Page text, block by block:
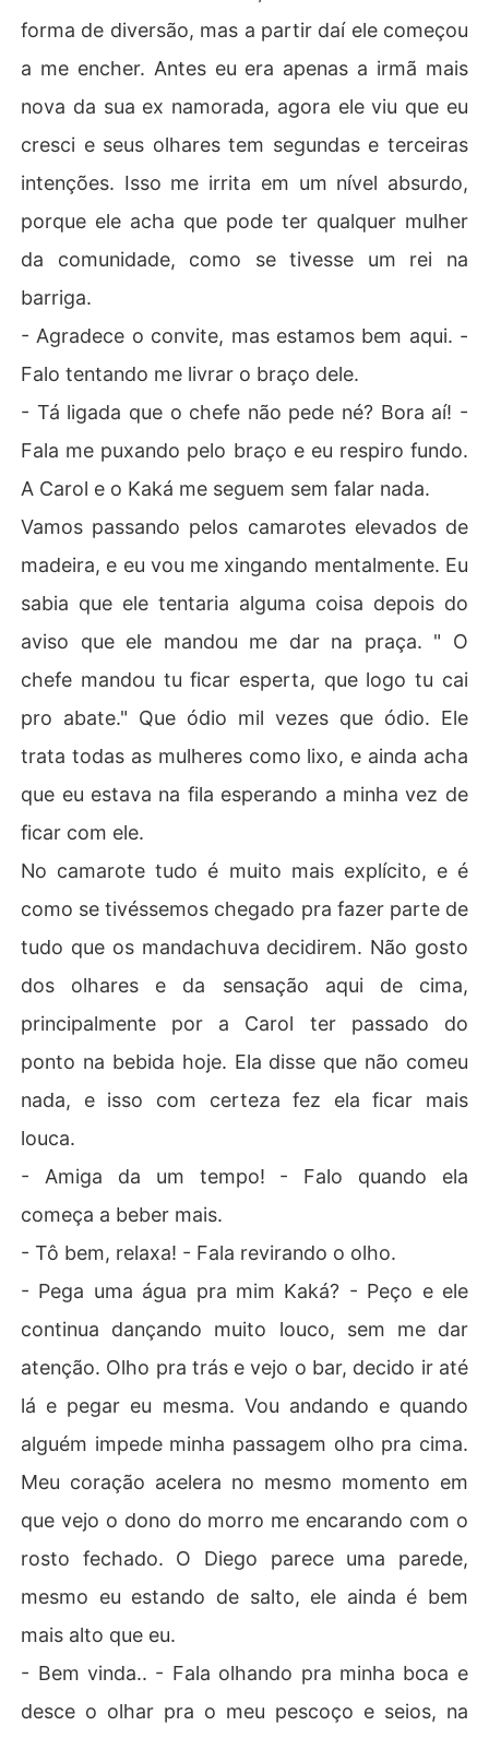
forma de diversão, mas a partir daí ele começou
a me encher. Antes eu era apenas a irmã mais
nova da sua ex namorada, agora ele viu que eu
cresci e seus olhares tem segundas e terceiras
intenções. Isso me irrita em um nível absurdo,
porque ele acha que pode ter qualquer mulher
da comunidade, como se tivesse um rei na
barriga.
- Agradece o convite, mas estamos bem aqui. -
Falo tentando me livrar o braço dele.
- Tá ligada que o chefe não pede né? Bora aí! -
Fala me puxando pelo braço e eu respiro fundo.
A Carol e o Kaká me seguem sem falar nada.
Vamos passando pelos camarotes elevados de
madeira, e eu vou me xingando mentalmente. Eu
sabia que ele tentaria alguma coisa depois do
aviso que ele mandou me dar na praça. " O
chefe mandou tu ficar esperta, que logo tu cai
pro abate." Que ódio mil vezes que ódio. Ele
trata todas as mulheres como lixo, e ainda acha
que eu estava na fila esperando a minha vez de
ficar com ele.
No camarote tudo é muito mais explícito, e é
como se tivéssemos chegado pra fazer parte de
tudo que os mandachuva decidirem. Não gosto
dos olhares e da sensação aqui de cima,
principalmente por a Carol ter passado do
ponto na bebida hoje. Ela disse que não comeu
nada, e isso com certeza fez ela ficar mais
louca.
- Amiga da um tempo! - Falo quando ela
começa a beber mais.
- Tô bem, relaxa! - Fala revirando o olho.
- Pega uma água pra mim Kaká? - Peço e ele
continua dançando muito louco, sem me dar
atenção. Olho pra trás e vejo o bar, decido ir até
lá e pegar eu mesma. Vou andando e quando
alguém impede minha passagem olho pra cima.
Meu coração acelera no mesmo momento em
que vejo o dono do morro me encarando com o
rosto fechado. O Diego parece uma parede,
mesmo eu estando de salto, ele ainda é bem
mais alto que eu.
- Bem vinda.. - Fala olhando pra minha boca e
desce o olhar pra o meu pescoço e seios, na